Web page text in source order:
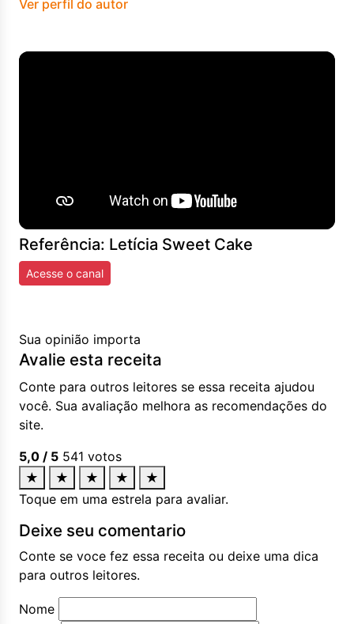
Ver perfil do autor
Referência: Letícia Sweet Cake
Acesse o canal
Sua opinião importa
Avalie esta receita
Conte para outros leitores se essa receita ajudou
você. Sua avaliação melhora as recomendações do
site.
5,0 / 5 541 votos
★
★ ★ ★
★
Toque em uma estrela para avaliar.
Deixe seu comentario
Conte se voce fez essa receita ou deixe uma dica
para outros leitores.
Nome